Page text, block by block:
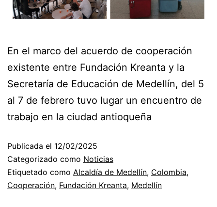
En el marco del acuerdo de cooperación
existente entre Fundación Kreanta y la
Secretaría de Educación de Medellín, del 5
al 7 de febrero tuvo lugar un encuentro de
trabajo en la ciudad antioqueña
Publicada el 12/02/2025
Categorizado como Noticias
Etiquetado como Alcaldía de Medellín, Colombia,
Cooperación, Fundación Kreanta, Medellín